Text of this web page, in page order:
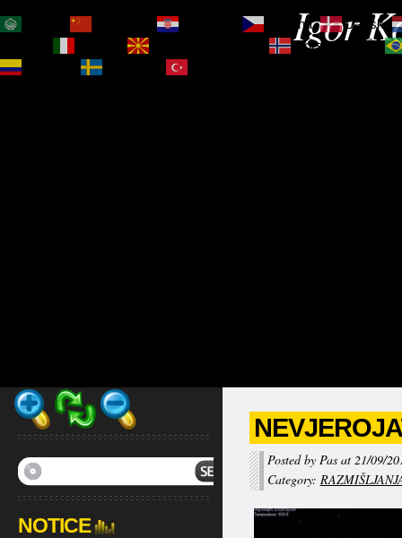
Igor
Posted by Pas at 21/09/
Category:
NOTICE
Čeština‎
Dansk
Norsk bokmål